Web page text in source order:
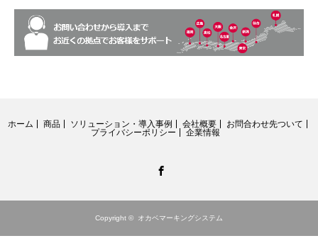
ホーム 商品 ソリューション・導入事例 会社概要
お問合わせ先ついて
プライバシーポリシー
企業情報
Copyright © オカベマーキングシステム